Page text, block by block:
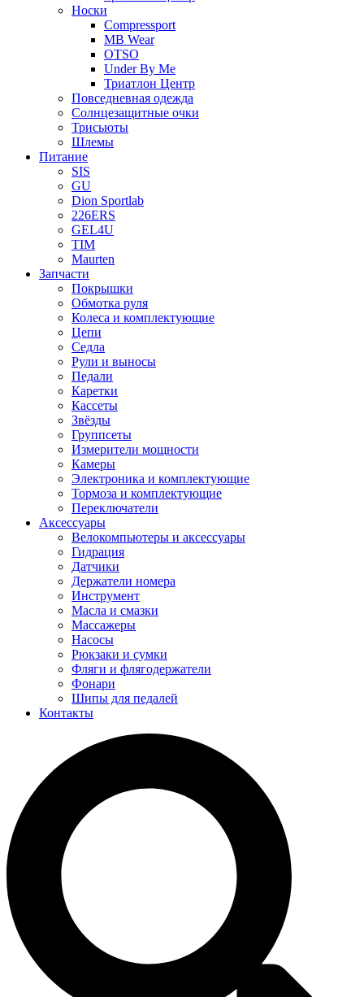
Носки
Compressport
MB Wear
OTSO
Under By Me
Триатлон Центр
Повседневная одежда
Солнцезащитные очки
Трисьюты
Шлемы
Питание
SIS
GU
Dion Sportlab
226ERS
GEL4U
TIM
Maurten
Запчасти
Покрышки
Обмотка руля
Колеса и комплектующие
Цепи
Седла
Рули и выносы
Педали
Каретки
Кассеты
Звёзды
Группсеты
Измерители мощности
Камеры
Электроника и комплектующие
Тормоза и комплектующие
Переключатели
Аксессуары
Велокомпьютеры и аксессуары
Гидрация
Датчики
Держатели номера
Инструмент
Масла и смазки
Массажеры
Насосы
Рюкзаки и сумки
Фляги и флягодержатели
Фонари
Шипы для педалей
Контакты